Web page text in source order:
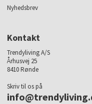
Nyhedsbrev
Kontakt
Trendyliving A/S
Århusvej 25
8410 Rønde
Skriv til os på